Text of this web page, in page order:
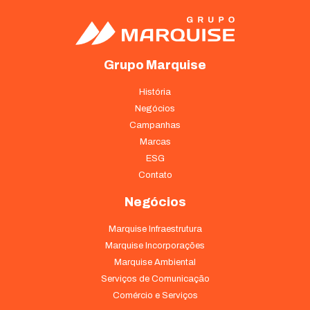
Grupo Marquise
História
Negócios
Campanhas
Marcas
ESG
Contato
Negócios
Marquise Infraestrutura
Marquise Incorporações
Marquise Ambiental
Serviços de Comunicação
Comércio e Serviços